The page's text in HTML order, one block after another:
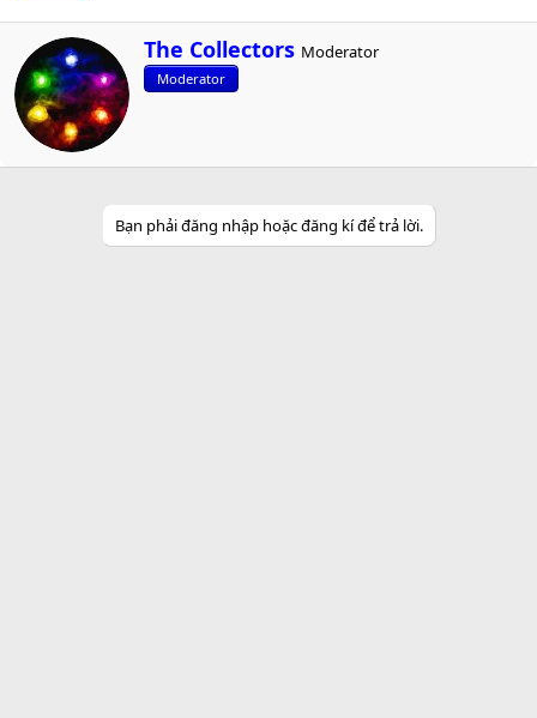
W
r
i
n
The Collectors Moderator
Moderator
Bạn phải đăng nhập hoặc đăng kí để trả lời.